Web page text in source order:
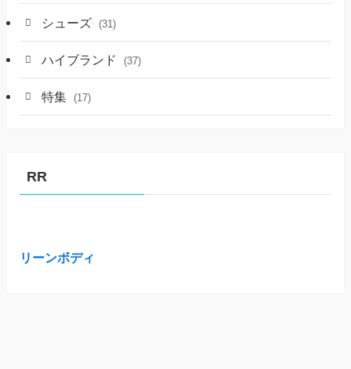
シューズ (31)
ハイブランド (37)
特集 (17)
RR
リーンボディ